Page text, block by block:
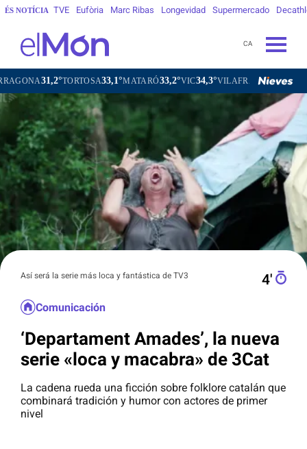
ÉS NOTÍCIA TVE Eufòria Marc Ribas Longevidad Supermercado
CA
TORTOSA33,1°MATARÓ33,2°VIC34,3°VILAFRANCA DEL PENEDÈS32,9°
Así será la serie más loca y fantástica de TV3 4′
Comunicación
‘Departament Amades’, la nueva
serie «loca y macabra» de 3Cat
La cadena rueda una ficción sobre folklore catalán que
combinará tradición y humor con actores de primer
nivel